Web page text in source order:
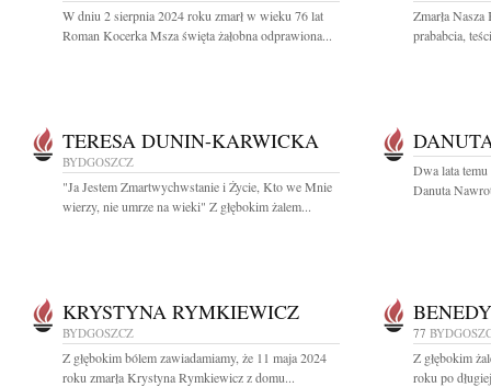
W dniu 2 sierpnia 2024 roku zmarł w wieku 76 lat
Roman Kocerka Msza święta żałobna odprawiona...
Zmarła
prababcia,
TERESA DUNIN-KARWICKA
BYDGOSZCZ
"Ja Jestem Zmartwychwstanie i Życie, Kto we Mnie
wierzy, nie umrze na wieki" Z głębokim żalem...
Dwa lata temu
Danuta
KRYSTYNA RYMKIEWICZ
BYDGOSZCZ
Z głębokim bólem zawiadamiamy, że 11 maja 2024
roku zmarła Krystyna Rymkiewicz z domu...
77
Z głębokim
roku po